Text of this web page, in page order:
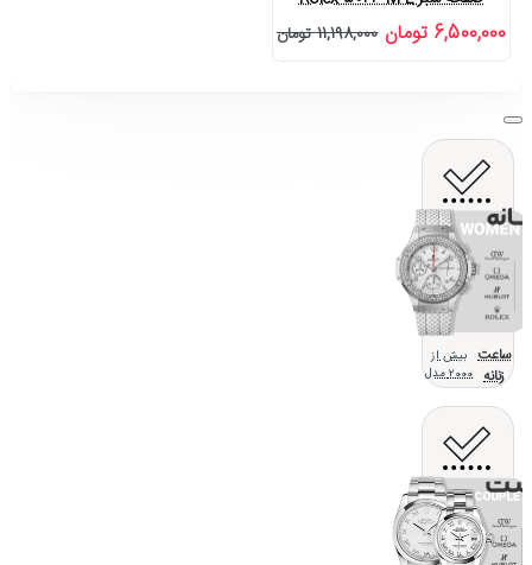
6,500,000 تومان 11,198,000 تومان
ساعت
زنانه
بیش از
2000 مدل